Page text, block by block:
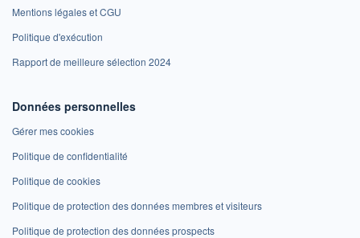
Mentions légales et CGU
Politique d'exécution
Rapport de meilleure sélection 2024
Données personnelles
Gérer mes cookies
Politique de confidentialité
Politique de cookies
Politique de protection des données membres et visiteurs
Politique de protection des données prospects